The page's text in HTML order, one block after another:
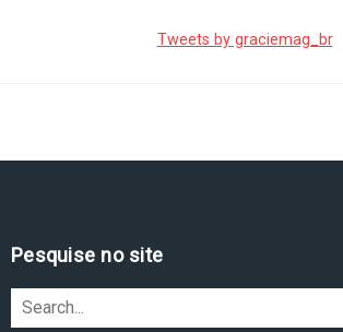
Tweets by graciemag_br
Pesquise no site